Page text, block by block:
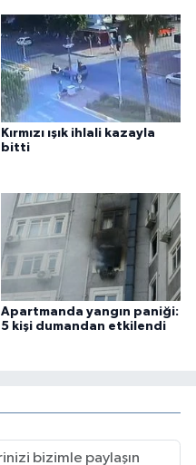
Kırmızı ışık ihlali kazayla
bitti
Apartmanda yangın paniği:
5 kişi dumandan etkilendi